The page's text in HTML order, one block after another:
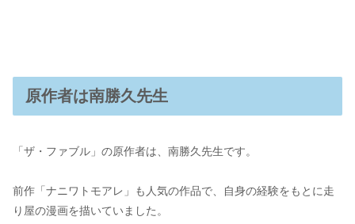
原作者は南勝久先生
「ザ・ファブル」の原作者は、南勝久先生です。
前作「ナニワトモアレ」も人気の作品で、自身の経験をもとに走
り屋の漫画を描いていました。